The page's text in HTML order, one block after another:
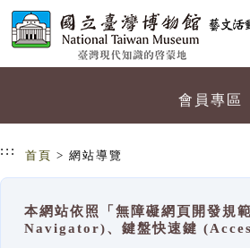
會員專區
::: 首頁 > 網站導覽
本網站依照「無障礙網頁開發規
Navigator)、鍵盤快速鍵